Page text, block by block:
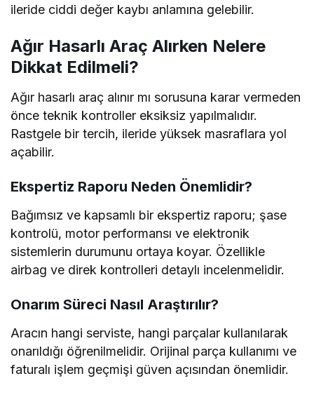
ileride ciddi değer kaybı anlamına gelebilir.
Ağır Hasarlı Araç Alırken Nelere
Dikkat Edilmeli?
Ağır hasarlı araç alınır mı sorusuna karar vermeden
önce teknik kontroller eksiksiz yapılmalıdır.
Rastgele bir tercih, ileride yüksek masraflara yol
açabilir.
Ekspertiz Raporu Neden Önemlidir?
Bağımsız ve kapsamlı bir ekspertiz raporu; şase
kontrolü, motor performansı ve elektronik
sistemlerin durumunu ortaya koyar. Özellikle
airbag ve direk kontrolleri detaylı incelenmelidir.
Onarım Süreci Nasıl Araştırılır?
Aracın hangi serviste, hangi parçalar kullanılarak
onarıldığı öğrenilmelidir. Orijinal parça kullanımı ve
faturalı işlem geçmişi güven açısından önemlidir.